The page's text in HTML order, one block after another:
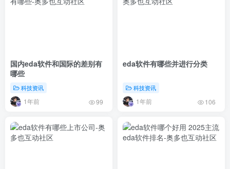
国内eda软件和国际的差别有
哪些
科技资讯
1年前 99
eda软件有哪些并进行分类
科技资讯
1年前 106